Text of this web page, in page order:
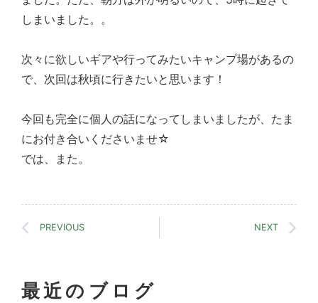
しまいました。。
次々に欲しいギアや行ってみたいキャンプ場があるの
で、次回は秋頃に行きたいと思います！
今回も完全に個人の話になってしまいましたが、たま
にお付き合いくださいませ☆
では、また。
PREVIOUS NEXT
最近のブログ